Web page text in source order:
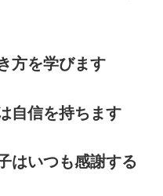
方を学びます
自信を持ちます
はいつも感謝する